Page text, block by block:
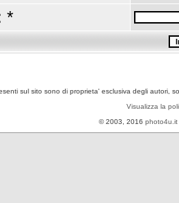
*
sul sito sono di proprieta' esclusiva degli autori,
Visualizza la
© 2003, 2016 photo4u.it